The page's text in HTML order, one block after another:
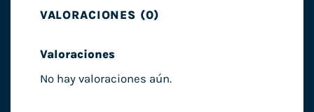
VALORACIONES (0)
Valoraciones
No hay valoraciones aún.